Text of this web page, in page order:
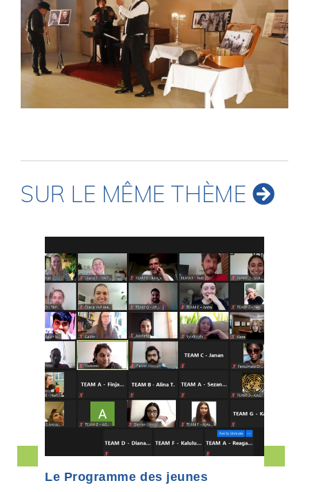
SUR LE MÊME THÈME
Le Programme des jeunes